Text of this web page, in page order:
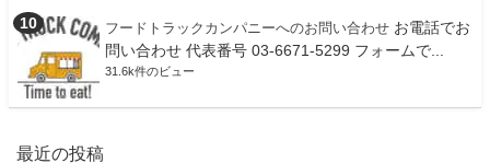
フードトラックカンパニーへのお問い合わせ お電話でお
問い合わせ 代表番号 03-6671-5299 フォームで...
31.6k件のビュー
最近の投稿